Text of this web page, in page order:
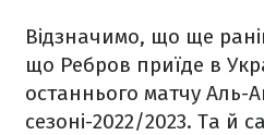
Відзначимо, що ще
що Ребров приїде в
останнього матчу Аль-
сезоні-2022/2023. Та й